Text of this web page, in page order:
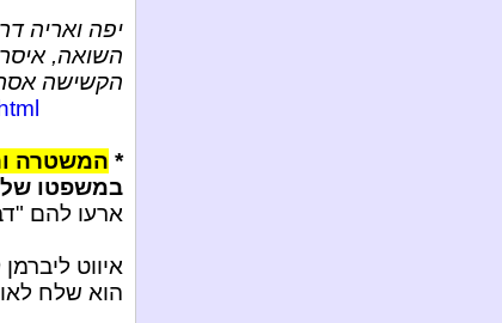
יפה ואריה
השואה,
הקשישה
* המשטרה
במשפטו של
ארעו להם
איווט
הוא שלח